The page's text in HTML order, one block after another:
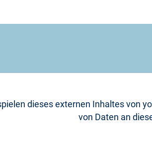
dieses externen Inhaltes von
von Daten an